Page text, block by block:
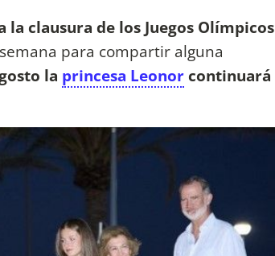
la clausura de los Juegos Olímpicos
para compartir alguna
la princesa Leonor continuará